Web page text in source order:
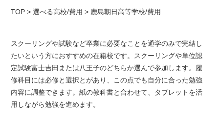
TOP >選べる高校/費用 > 鹿島朝日高等学校/費用
スクーリングや試験など卒業に必要なことを通学のみで完結し
たいという方におすすめの在籍校です。スクーリングや単位認
定試験富士吉田または八王子のどちらか選んで参加します。履
修科目には必修と選択とがあり、この点でも自分に合った勉強
内容に調整できます。紙の教科書と合わせて、タブレットを活
用しながら勉強を進めます。